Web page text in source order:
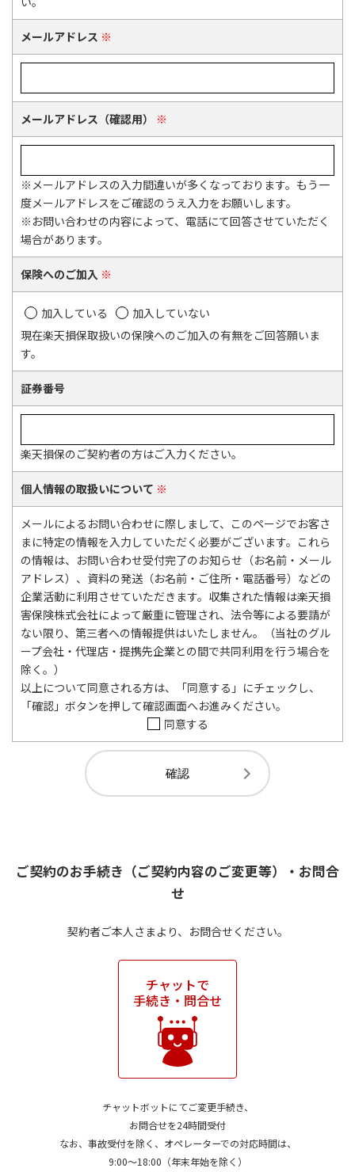
メールアドレス ※
メールアドレス（確認用） ※
※メールアドレスの入力間違いが多くなっております。もう一
度メールアドレスをご確認のうえ入力をお願いします。
※お問い合わせの内容によって、電話にて回答させていただく
場合があります。
保険へのご加入 ※
加入している
加入していない
現在楽天損保取扱いの保険へのご加入の有無をご回答願いま
す。
証券番号
楽天損保のご契約者の方はご入力ください。
個人情報の取扱いについて ※
メールによるお問い合わせに際しまして、このページでお客さ
まに特定の情報を入力していただく必要がございます。これら
の情報は、お問い合わせ受付完了のお知らせ（お名前・メール
アドレス）、資料の発送（お名前・ご住所・電話番号）などの
企業活動に利用させていただきます。収集された情報は楽天損
害保険株式会社によって厳重に管理され、法令等による要請が
ない限り、第三者への情報提供はいたしません。（当社のグル
ープ会社・代理店・提携先企業との間で共同利用を行う場合を
除く。）
以上について同意される方は、「同意する」にチェックし、
「確認」ボタンを押して確認画面へお進みください。
同意する
ご契約のお手続き（ご契約内容のご変更等）・お問合
せ
契約者ご本人さまより、お問合せください。
チャットで
手続き・問合せ
チャットボットにてご変更手続き、
お問合せを24時間受付
なお、事故受付を除く、オペレーターでの対応時間は、
9:00～18:00（年末年始を除く）